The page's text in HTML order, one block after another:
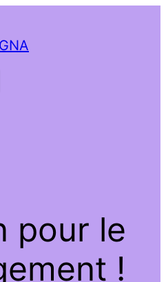
pour le
!